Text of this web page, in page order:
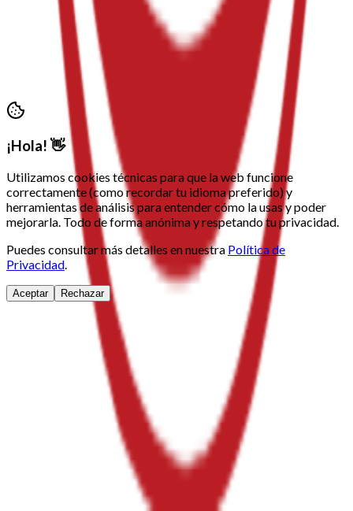
secretaria@morosycristianos.eu
Política de Privacidad
Términos y Condiciones
Moros i Cristians Ontinyent.
Todos los derechos
reservados
¡Hola! 👋
Utilizamos cookies técnicas para que la web funcione
correctamente (como recordar tu idioma preferido) y
herramientas de análisis para entender cómo la usas y poder
mejorarla. Todo de forma anónima y respetando tu privacidad.
Puedes consultar más detalles en nuestra Política de
Privacidad.
Aceptar Rechazar